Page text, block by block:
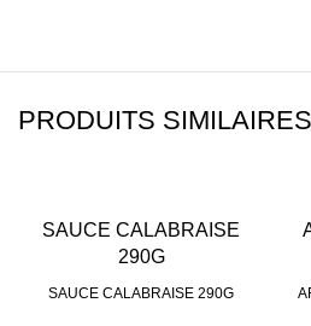
PRODUITS SIMILAIRES
SAUCE CALABRAISE
290G
SAUCE CALABRAISE 290G